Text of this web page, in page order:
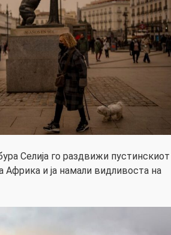
Селија го раздвижи пустинскиот
Африка и ја намали видливоста на